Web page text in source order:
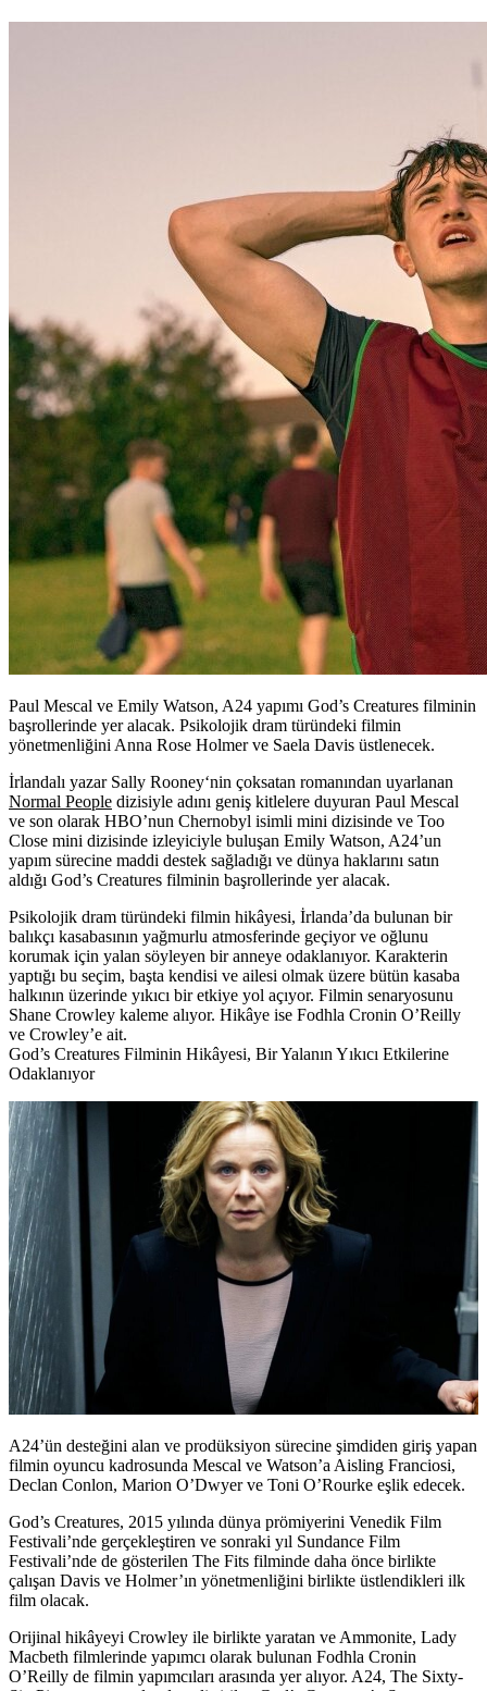
Paul Mescal ve Emily Watson, A24 yapımı God’s Creatures filminin
başrollerinde yer alacak. Psikolojik dram türündeki filmin
yönetmenliğini Anna Rose Holmer ve Saela Davis üstlenecek.
İrlandalı yazar Sally Rooney‘nin çoksatan romanından uyarlanan
Normal People dizisiyle adını geniş kitlelere duyuran Paul Mescal
ve son olarak HBO’nun Chernobyl isimli mini dizisinde ve Too
Close mini dizisinde izleyiciyle buluşan Emily Watson, A24’un
yapım sürecine maddi destek sağladığı ve dünya haklarını satın
aldığı God’s Creatures filminin başrollerinde yer alacak.
Psikolojik dram türündeki filmin hikâyesi, İrlanda’da bulunan bir
balıkçı kasabasının yağmurlu atmosferinde geçiyor ve oğlunu
korumak için yalan söyleyen bir anneye odaklanıyor. Karakterin
yaptığı bu seçim, başta kendisi ve ailesi olmak üzere bütün kasaba
halkının üzerinde yıkıcı bir etkiye yol açıyor. Filmin senaryosunu
Shane Crowley kaleme alıyor. Hikâye ise Fodhla Cronin O’Reilly
ve Crowley’e ait.
God’s Creatures Filminin Hikâyesi, Bir Yalanın Yıkıcı Etkilerine
Odaklanıyor
A24’ün desteğini alan ve prodüksiyon sürecine şimdiden giriş yapan
filmin oyuncu kadrosunda Mescal ve Watson’a Aisling Franciosi,
Declan Conlon, Marion O’Dwyer ve Toni O’Rourke eşlik edecek.
God’s Creatures, 2015 yılında dünya prömiyerini Venedik Film
Festivali’nde gerçekleştiren ve sonraki yıl Sundance Film
Festivali’nde de gösterilen The Fits filminde daha önce birlikte
çalışan Davis ve Holmer’ın yönetmenliğini birlikte üstlendikleri ilk
film olacak.
Orijinal hikâyeyi Crowley ile birlikte yaratan ve Ammonite, Lady
Macbeth filmlerinde yapımcı olarak bulunan Fodhla Cronin
O’Reilly de filmin yapımcıları arasında yer alıyor. A24, The Sixty-